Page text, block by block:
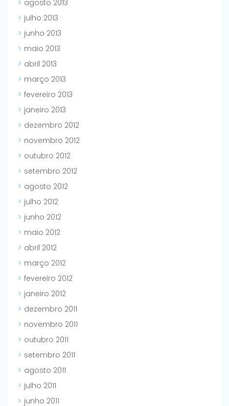
agosto 2013
julho 2013
junho 2013
maio 2013
abril 2013
março 2013
fevereiro 2013
janeiro 2013
dezembro 2012
novembro 2012
outubro 2012
setembro 2012
agosto 2012
julho 2012
junho 2012
maio 2012
abril 2012
março 2012
fevereiro 2012
janeiro 2012
dezembro 2011
novembro 2011
outubro 2011
setembro 2011
agosto 2011
julho 2011
junho 2011